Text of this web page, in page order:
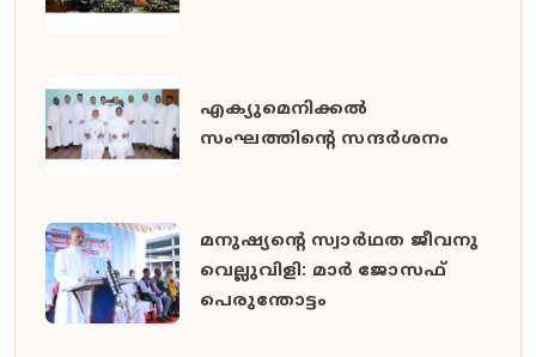
എക്യുമെനിക്കൽ
സംഘത്തിന്റെ സന്ദർശനം
മനുഷ്യൻ്റെ സ്വാർഥത ജീവനു
വെല്ലുവിളി: മാർ ജോസഫ്
പെരുന്തോട്ടം